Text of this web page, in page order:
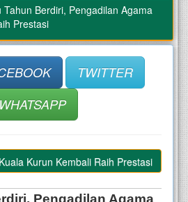
Tahun Berdiri, Pengadilan Agama
Prestasi
TWITTER
WHATSAPP
Kembali Raih Prestasi
Pengadilan Agama